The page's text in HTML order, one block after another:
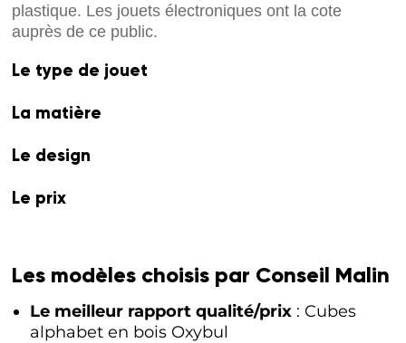
plastique. Les jouets électroniques ont la cote
auprès de ce public.
Le type de jouet
La matière
Le design
Le prix
Les modèles choisis par Conseil Malin
Le meilleur rapport qualité/prix : Cubes
alphabet en bois Oxybul